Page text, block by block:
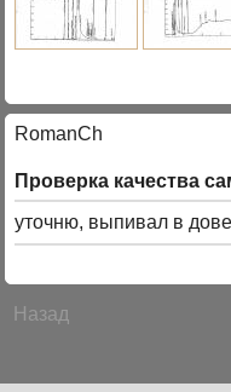
RomanCh
Проверка качества
уточню, выпивал в
Назад